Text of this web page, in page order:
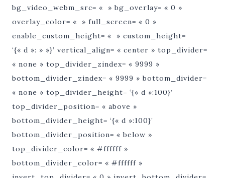
bg_video_webm_src= « » bg_overlay= « 0 »
overlay_color= « » full_screen= « 0 »
enable_custom_height= « » custom_height=
‘{« d »: » »}’ vertical_align= « center » top_divider=
« none » top_divider_zindex= « 9999 »
bottom_divider_zindex= « 9999 » bottom_divider=
« none » top_divider_height= ‘{« d »:100}’
top_divider_position= « above »
bottom_divider_height= ‘{« d »:100}’
bottom_divider_position= « below »
top_divider_color= « #ffffff »
bottom_divider_color= « #ffffff »